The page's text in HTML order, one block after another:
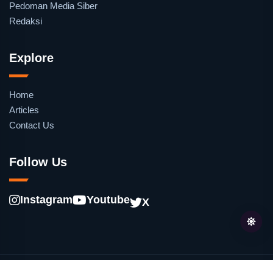
Pedoman Media Siber
Redaksi
Explore
Home
Articles
Contact Us
Follow Us
Instagram Youtube X